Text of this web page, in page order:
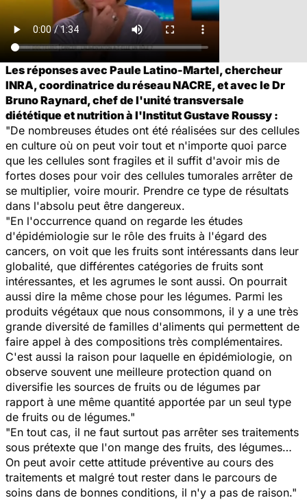
Les réponses avec Paule Latino-Martel, chercheur
INRA, coordinatrice du réseau NACRE, et avec le Dr
Bruno Raynard, chef de l'unité transversale
diététique et nutrition à l'Institut Gustave Roussy :
"De nombreuses études ont été réalisées sur des cellules
en culture où on peut voir tout et n'importe quoi parce
que les cellules sont fragiles et il suffit d'avoir mis de
fortes doses pour voir des cellules tumorales arrêter de
se multiplier, voire mourir. Prendre ce type de résultats
dans l'absolu peut être dangereux.
"En l'occurrence quand on regarde les études
d'épidémiologie sur le rôle des fruits à l'égard des
cancers, on voit que les fruits sont intéressants dans leur
globalité, que différentes catégories de fruits sont
intéressantes, et les agrumes le sont aussi. On pourrait
aussi dire la même chose pour les légumes. Parmi les
produits végétaux que nous consommons, il y a une très
grande diversité de familles d'aliments qui permettent de
faire appel à des compositions très complémentaires.
C'est aussi la raison pour laquelle en épidémiologie, on
observe souvent une meilleure protection quand on
diversifie les sources de fruits ou de légumes par
rapport à une même quantité apportée par un seul type
de fruits ou de légumes."
"En tout cas, il ne faut surtout pas arrêter ses traitements
sous prétexte que l'on mange des fruits, des légumes…
On peut avoir cette attitude préventive au cours des
traitements et malgré tout rester dans le parcours de
soins dans de bonnes conditions, il n'y a pas de raison."